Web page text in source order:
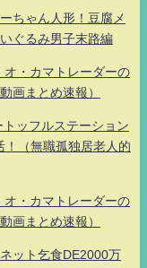
ちゃん人形！豆腐メ
ぐるみ男子末路編
・カマトレーダーの
画まとめ速報）
ッフルステーション
！（無職孤独居老人的
・カマトレーダーの
画まとめ速報）
ット乞食DE2000万